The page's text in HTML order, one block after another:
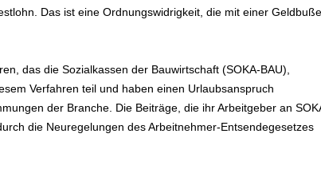
Das ist eine Ordnungswidrigkeit, die mit einer Geldbuße
das die Sozialkas­sen der Bauwirtschaft (SOKA-BAU),
Verfahren teil und haben einen Urlaubsanspruch
der Branche. Die Beiträge, die ihr Arbeitgeber an
die Neuregelungen des Arbeitnehmer-Entsendegesetzes